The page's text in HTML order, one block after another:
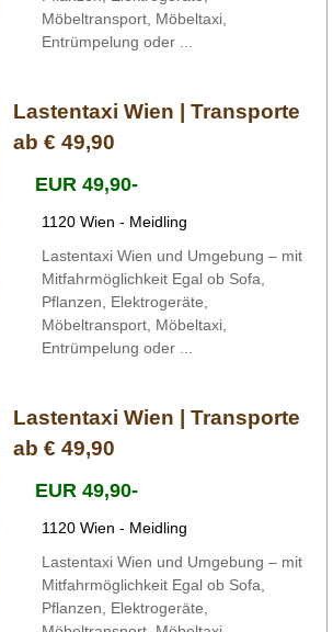
Möbeltransport, Möbeltaxi,
Entrümpelung oder ...
Lastentaxi Wien | Transporte
ab € 49,90
EUR 49,90-
1120 Wien - Meidling
Lastentaxi Wien und Umgebung – mit
Mitfahrmöglichkeit Egal ob Sofa,
Pflanzen, Elektrogeräte,
Möbeltransport, Möbeltaxi,
Entrümpelung oder ...
Lastentaxi Wien | Transporte
ab € 49,90
EUR 49,90-
1120 Wien - Meidling
Lastentaxi Wien und Umgebung – mit
Mitfahrmöglichkeit Egal ob Sofa,
Pflanzen, Elektrogeräte,